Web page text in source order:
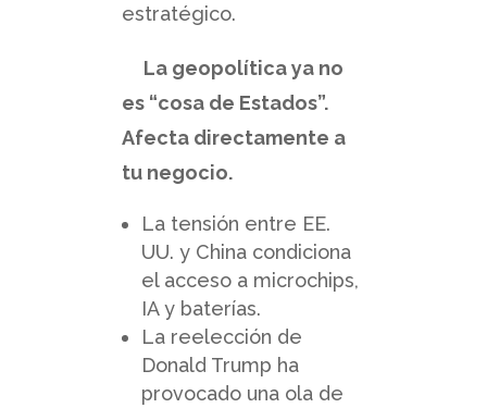
estratégico.
La geopolítica ya no
es “cosa de Estados”.
Afecta directamente a
tu negocio.
La tensión entre EE.
UU. y China condiciona
el acceso a microchips,
IA y baterías.
La reelección de
Donald Trump ha
provocado una ola de